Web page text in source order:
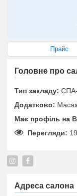
Прайс
Головне про
Тип закладу:
Додатково:
Має профіль на
Перегляди:
Адреса салона